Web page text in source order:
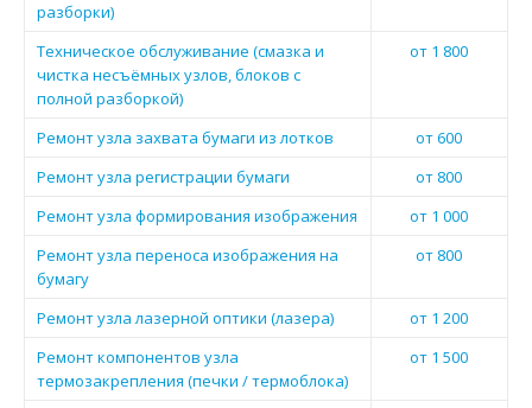
разборки)
Техническое обслуживание (смазка и
чистка несъёмных узлов, блоков с
полной разборкой)
от 1 800
Ремонт узла захвата бумаги из лотков
от 600
Ремонт узла регистрации бумаги
от 800
Ремонт узла формирования изображения
от 1 000
Ремонт узла переноса изображения на
бумагу
от 800
Ремонт узла лазерной оптики (лазера)
от 1 200
Ремонт компонентов узла
термозакрепления (печки / термоблока)
от 1 500